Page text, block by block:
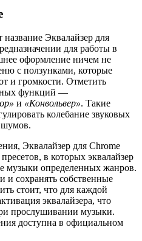
Эквалайзер для
для работы в
оформление ничем не
с ползунками, которые
и громкости. Отметить
функций —
и «Конвольвер». Такие
колебание звуковых
шумов.
Эквалайзер для Chrome
в которых эквалайзер
музыки определенных жанров.
и сохранять собственные
стоит, что для каждой
эквалайзера, что
прослушивании музыки.
доступна в официальном